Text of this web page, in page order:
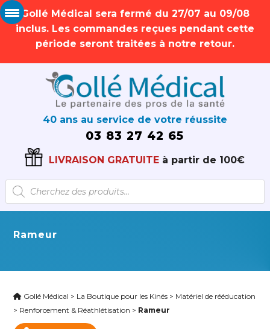
Gollé Médical sera fermé du 27/07 au 09/08
inclus. Les commandes reçues pendant cette
période seront traitées à notre retour.
40 ans au service de votre réussite
03 83 27 42 65
LIVRAISON GRATUITE à partir de 100€
Recherche
de
produits
Rameur
Gollé Médical > La Boutique pour les Kinés > Matériel de rééducation
> Renforcement & Réathlétisation > Rameur